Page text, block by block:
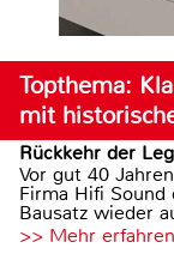
Topthema:
mit
Rückkehr der
Vor gut 40
Firma Hifi
Bausatz wieder
>> Mehr erfahren